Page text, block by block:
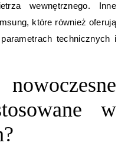
wewnętrznego. Inne
które również oferują
technicznych i
w